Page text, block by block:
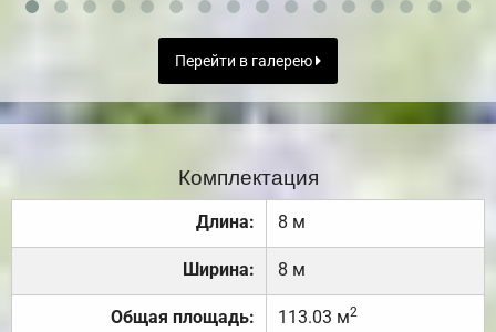
Перейти в галерею
Комплектация
Длина: 8 м
Ширина: 8 м
Общая площадь: 113.03 м2